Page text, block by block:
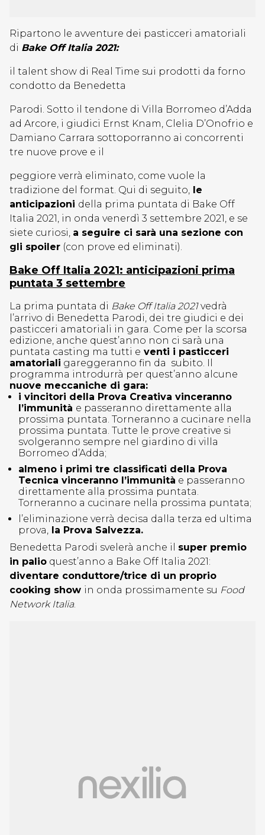
Ripartono le avventure dei pasticceri amatoriali
di Bake Off Italia 2021:
il talent show di Real Time sui prodotti da forno
condotto da Benedetta
Parodi. Sotto il tendone di Villa Borromeo d’Adda
ad Arcore, i giudici Ernst Knam, Clelia D’Onofrio e
Damiano Carrara sottoporranno ai concorrenti
tre nuove prove e il
peggiore verrà eliminato, come vuole la
tradizione del format. Qui di seguito, le
anticipazioni della prima puntata di Bake Off
Italia 2021, in onda venerdì 3 settembre 2021, e se
siete curiosi, a seguire ci sarà una sezione con
gli spoiler (con prove ed eliminati).
Bake Off Italia 2021: anticipazioni prima
puntata 3 settembre
La prima puntata di Bake Off Italia 2021vedrà
l’arrivo di Benedetta Parodi, dei tre giudici e dei
pasticceri amatoriali in gara. Come per la scorsa
edizione, anche quest’anno non ci sarà una
puntata casting ma tutti e venti i pasticceri
amatoriali gareggeranno fin da subito. Il
programma introdurrà per quest’anno alcune
nuove meccaniche di gara:
i vincitori della Prova Creativa vinceranno
l’immunità e passeranno direttamente alla
prossima puntata. Torneranno a cucinare nella
prossima puntata. Tutte le prove creative si
svolgeranno sempre nel giardino di villa
Borromeo d’Adda;
almeno i primi tre classificati della Prova
Tecnica vinceranno l’immunità e passeranno
direttamente alla prossima puntata.
Torneranno a cucinare nella prossima puntata;
l’eliminazione verrà decisa dalla terza ed ultima
prova, la Prova Salvezza.
Benedetta Parodi svelerà anche il super premio
in palio quest’anno a Bake Off Italia 2021:
diventare conduttore/trice di un proprio
cooking show in onda prossimamente su Food
Network Italia.